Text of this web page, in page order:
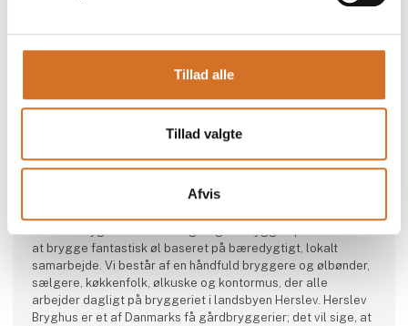
Tillad alle
Tillad valgte
Afvis
Herslev Bryghus
Økologisk gårdbryggeri, der værner om den gode smag
at brygge fantastisk øl baseret på bæredygtigt, lokalt
samarbejde. Vi består af en håndfuld bryggere og ølbønder,
sælgere, køkkenfolk, ølkuske og kontormus, der alle
arbejder dagligt på bryggeriet i landsbyen Herslev. Herslev
Bryghus er et af Danmarks få gårdbryggerier; det vil sige, at